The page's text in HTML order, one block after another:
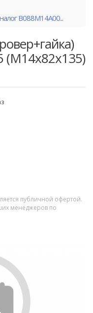
B088M14A00...
(M14х82х135)
публичной офертой.
менеджеров по